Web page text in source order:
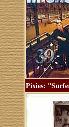
Pixies: